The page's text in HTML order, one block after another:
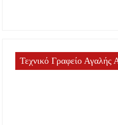
Τεχνικό Γραφείο Αγαλής